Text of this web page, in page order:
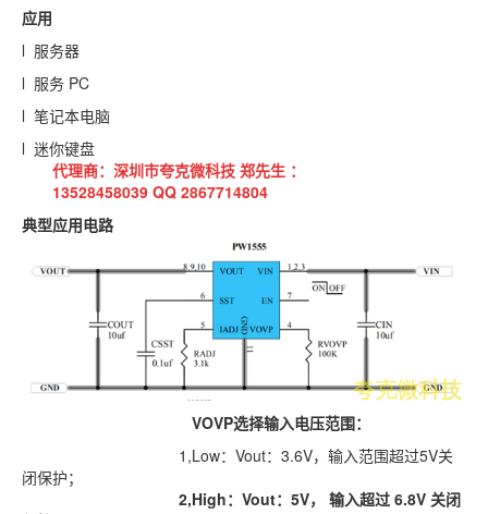
应用
l 服务器
l 服务 PC
l 笔记本电脑
l 迷你键盘
代理商：深圳市夸克微科技 郑先生 ：
13528458039 QQ 2867714804
典型应用电路
VOVP选择输入电压范围：
1,Low：Vout：3.6V，输入范围超过5V关
闭保护；
2,High：Vout：5V， 输入超过 6.8V 关闭